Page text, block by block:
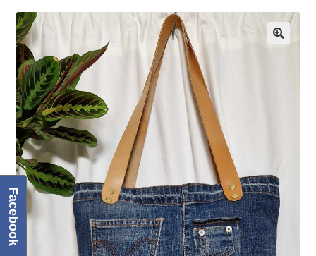
Koszyk
Moje konto
O mnie
Oferta
Polityka prywatności
Regulamin
Sklep
Facebook